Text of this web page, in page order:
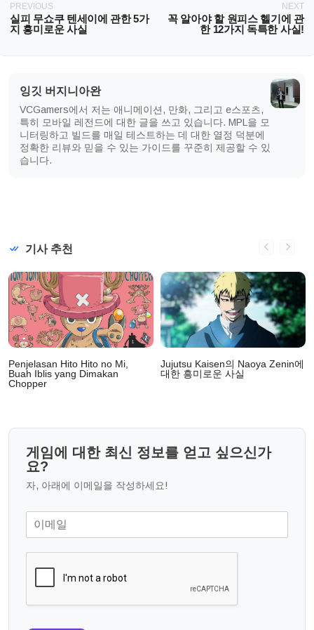
PREVIOUS
실피 무쇼쿠 텐세이에 관한 5가
지 흥미로운 사실
NEXT
꼭 알아야 할 원피스 헬기에 관
한 12가지 독특한 사실!
잉깃 버지니아완
VCGamers에서 저는 애니메이션, 만화, 그리고 e스포츠,
특히 모바일 레전드에 대한 글을 쓰고 있습니다. MPL을 모
니터링하고 빌드를 매일 테스트하는 데 대한 열정 덕분에
정확한 리뷰와 믿을 수 있는 가이드를 꾸준히 제공할 수 있
습니다.
기사 추천
Penjelasan Hito Hito no Mi,
Buah Iblis yang Dimakan
Chopper
Jujutsu Kaisen의 Naoya Zenin에
대한 흥미로운 사실
게임에 대한 최신 정보를 얻고 싶으신가
요?
자, 아래에 이메일을 작성하세요!